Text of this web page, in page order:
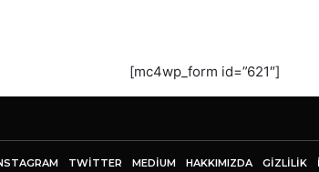
[mc4wp_form id=”621″]
TWITTER MEDIUM HAKKIMIZDA GİZLİLİK